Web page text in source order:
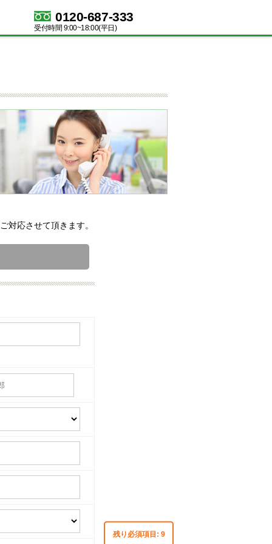
0120-687-333
受付時間 9:00~18:00(平日)
対応させて頂きます。
残り必須項目: 9